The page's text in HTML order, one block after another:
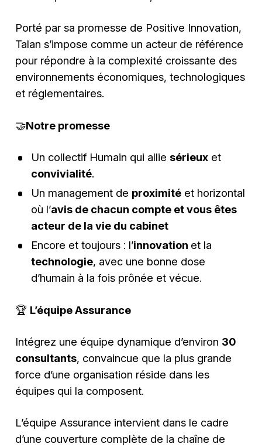
Porté par sa promesse de Positive Innovation,
Talan s’impose comme un acteur de référence
pour répondre à la complexité croissante des
environnements économiques, technologiques
et réglementaires.
🤝Notre promesse
Un collectif Humain qui allie sérieuxet
convivialité.
Un management de proximitéet horizontal
où l’avis de chacun compte et vous êtes
acteur de la vie du cabinet
Encore et toujours : l’innovation et la
technologie, avec une bonne dose
d’humain à la fois prônée et vécue.
🏆 L’équipe Assurance
Intégrez une équipe dynamique d’environ 30
consultants, convaincue que la plus grande
force d’une organisation réside dans les
équipes qui la composent.
L’équipe Assurance intervient dans le cadre
d’une couverture complète de la chaîne de